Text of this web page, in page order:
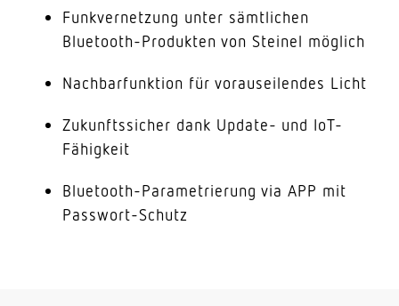
Funkvernetzung unter sämtlichen
Bluetooth-Produkten von Steinel möglich
Nachbarfunktion für vorauseilendes Licht
Zukunftssicher dank Update- und IoT-
Fähigkeit
Bluetooth-Parametrierung via APP mit
Passwort-Schutz